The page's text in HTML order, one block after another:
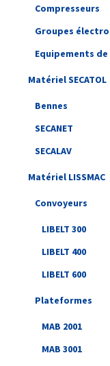
Compresseurs
Groupes
Equipements
Matériel SECATOL
Bennes
SECANET
SECALAV
Matériel LISSMAC
Convoyeurs
LIBELT 300
LIBELT 400
LIBELT 600
Plateformes
MAB 2001
MAB 3001